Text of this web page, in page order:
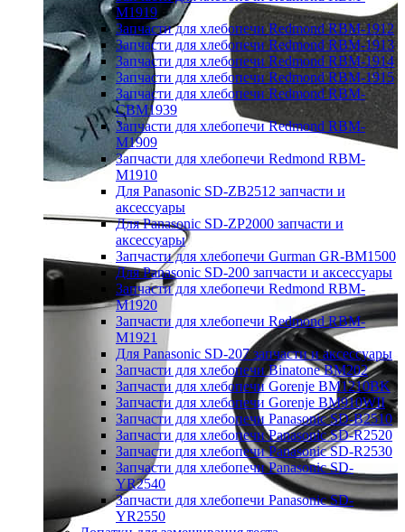
M1919
Запчасти для хлебопечи Redmond RBM-1912
Запчасти для хлебопечи Redmond RBM-1913
Запчасти для хлебопечи Redmond RBM-1914
Запчасти для хлебопечи Redmond RBM-1915
Запчасти для хлебопечи Redmond RBM-
CBM1939
Запчасти для хлебопечи Redmond RBM-
M1909
Запчасти для хлебопечи Redmond RBM-
M1910
Для Panasonic SD-ZB2512 запчасти и
аксессуары
Для Panasonic SD-ZP2000 запчасти и
аксессуары
Запчасти для хлебопечи Gurman GR-BM1500
Для Panasonic SD-200 запчасти и аксессуары
Запчасти для хлебопечи Redmond RBM-
M1920
Запчасти для хлебопечи Redmond RBM-
M1921
Для Panasonic SD-207 запчасти и аксессуары
Запчасти для хлебопечи Binatone BM202
Запчасти для хлебопечи Gorenje BM1210BK
Запчасти для хлебопечи Gorenje BM910WII
Запчасти для хлебопечи Panasonic SD-B2510
Запчасти для хлебопечи Panasonic SD-R2520
Запчасти для хлебопечи Panasonic SD-R2530
Запчасти для хлебопечи Panasonic SD-
YR2540
Запчасти для хлебопечи Panasonic SD-
YR2550